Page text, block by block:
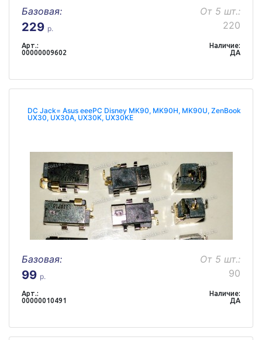
Базовая:
229 р.
От 5 шт.:
220
Арт.:
00000009602
Наличие:
ДА
DC Jack= Asus eeePC Disney MK90, MK90H, MK90U, ZenBook
UX30, UX30A, UX30K, UX30KE
Базовая:
99 р.
От 5 шт.:
90
Арт.:
00000010491
Наличие:
ДА